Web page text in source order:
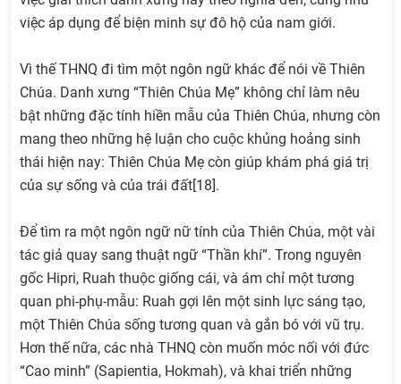
việc áp dụng để biện minh sự đô hộ của nam giới.
Vì thế THNQ đi tìm một ngôn ngữ khác để nói về Thiên
Chúa. Danh xưng “Thiên Chúa Mẹ” không chỉ làm nêu
bật những đặc tính hiền mẫu của Thiên Chúa, nhưng còn
mang theo những hệ luận cho cuộc khủng hoảng sinh
thái hiện nay: Thiên Chúa Mẹ còn giúp khám phá giá trị
của sự sống và của trái đất[18].
Để tìm ra một ngôn ngữ nữ tính của Thiên Chúa, một vài
tác giả quay sang thuật ngữ “Thần khí”. Trong nguyên
gốc Hipri, Ruah thuộc giống cái, và ám chỉ một tương
quan phi-phụ-mẫu: Ruah gợi lên một sinh lực sáng tạo,
một Thiên Chúa sống tương quan và gắn bó với vũ trụ.
Hơn thế nữa, các nhà THNQ còn muốn móc nối với đức
“Cao minh” (Sapientia, Hokmah), và khai triển những